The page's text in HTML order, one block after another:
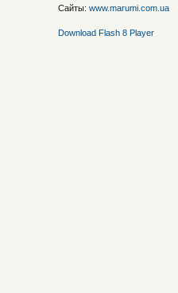
Сайты: www.marumi.com.ua
Download Flash 8 Player